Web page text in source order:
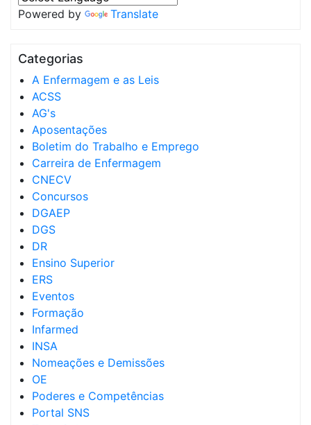
Powered by Translate
Categorias
A Enfermagem e as Leis
ACSS
AG's
Aposentações
Boletim do Trabalho e Emprego
Carreira de Enfermagem
CNECV
Concursos
DGAEP
DGS
DR
Ensino Superior
ERS
Eventos
Formação
Infarmed
INSA
Nomeações e Demissões
OE
Poderes e Competências
Portal SNS